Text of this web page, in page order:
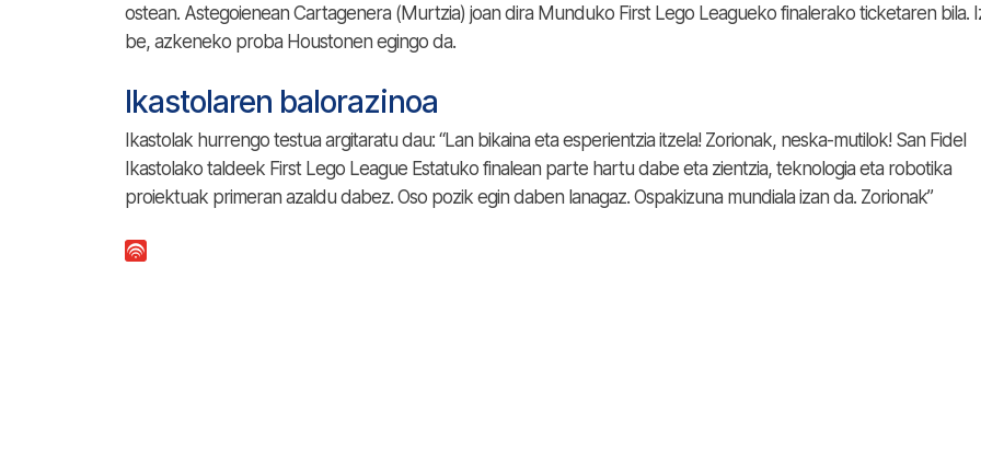
ostean. Astegoienean Cartagenera (Murtzia) joan dira Munduko First Lego Leagueko finalerako ticketaren bila.
be, azkeneko proba Houstonen egingo da.
Ikastolaren balorazinoa
Ikastolak hurrengo testua argitaratu dau: “Lan bikaina eta esperientzia itzela! Zorionak, neska-mutilok! San Fidel
Ikastolako taldeek First Lego League Estatuko finalean parte hartu dabe eta zientzia, teknologia eta robotika
proiektuak primeran azaldu dabez. Oso pozik egin daben lanagaz. Ospakizuna mundiala izan da. Zorionak”